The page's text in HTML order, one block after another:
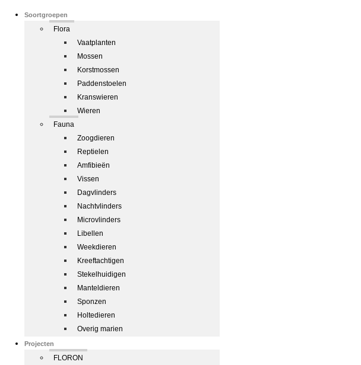
Soortgroepen
Flora
Vaatplanten
Mossen
Korstmossen
Paddenstoelen
Kranswieren
Wieren
Fauna
Zoogdieren
Reptielen
Amfibieën
Vissen
Dagvlinders
Nachtvlinders
Microvlinders
Libellen
Weekdieren
Kreeftachtigen
Stekelhuidigen
Manteldieren
Sponzen
Holtedieren
Overig marien
Projecten
FLORON